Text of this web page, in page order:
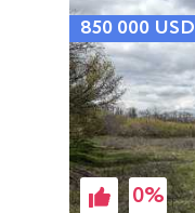
850 000 USD
0%